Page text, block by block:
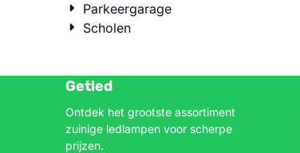
Parkeergarage
Scholen
Getled
Ontdek het grootste assortiment
zuinige ledlampen voor scherpe
prijzen.